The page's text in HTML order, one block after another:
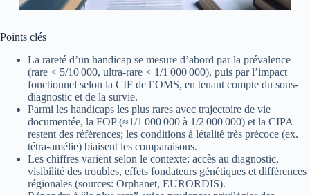
Points clés
La rareté d’un handicap se mesure d’abord par la prévalence
(rare < 5/10 000, ultra-rare < 1/1 000 000), puis par l’impact
fonctionnel selon la CIF de l’OMS, en tenant compte du sous-
diagnostic et de la survie.
Parmi les handicaps les plus rares avec trajectoire de vie
documentée, la FOP (≈1/1 000 000 à 1/2 000 000) et la CIPA
restent des références; les conditions à létalité très précoce (ex.
tétra‑amélie) biaisent les comparaisons.
Les chiffres varient selon le contexte: accès au diagnostic,
visibilité des troubles, effets fondateurs génétiques et différences
régionales (sources: Orphanet, EURORDIS).